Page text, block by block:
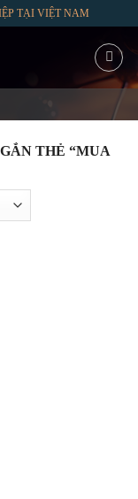
TẠI VIỆT NAM
THẺ “MUA